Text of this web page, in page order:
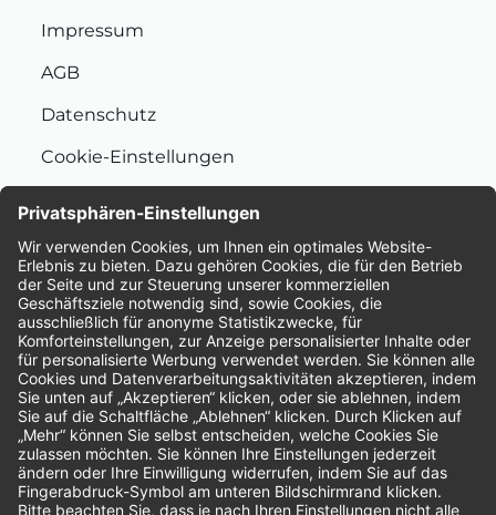
Impressum
AGB
Datenschutz
Cookie-Einstellungen
Bewertungen